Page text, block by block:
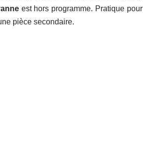
est hors programme. Pratique pour
pièce secondaire.